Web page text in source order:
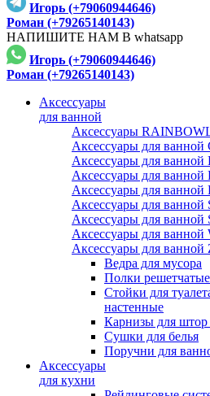
Игорь (+79060944646)
Роман (+79265140143)
НАПИШИТЕ НАМ В whatsapp
Игорь (+79060944646)
Роман (+79265140143)
Аксессуары
для ванной
Аксессуары
Аксессуары для
Аксессуары для
Аксессуары для ванной
Аксессуары для ванной
Аксессуары для ванной
Аксессуары для ванной
Аксессуары для ванной
Аксессуары для ванной
Ведра для мусора
Полки
Стойки для
настенные
Карнизы для
Сушки для белья
Поручни для
Аксессуары
для кухни